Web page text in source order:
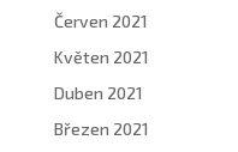
Červen 2021
Květen 2021
Duben 2021
Březen 2021